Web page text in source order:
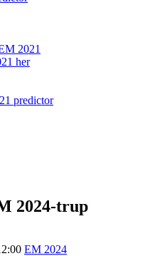
2021
her
predictor
2024-trup
EM 2024